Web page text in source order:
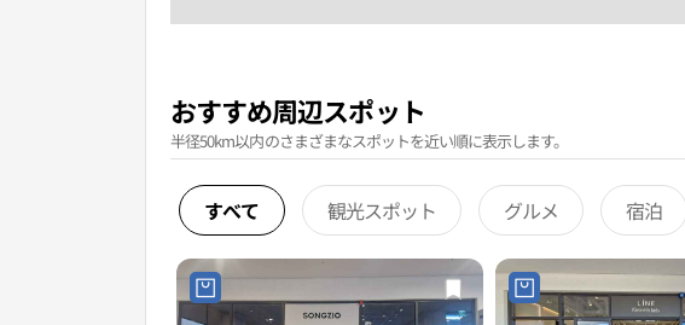
おすすめ周辺スポット
半径50km以内のさまざまなスポットを近い順に表示します。
すべて 観光スポット グルメ 宿泊